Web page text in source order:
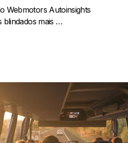
Webmotors Autoinsights
blindados mais …